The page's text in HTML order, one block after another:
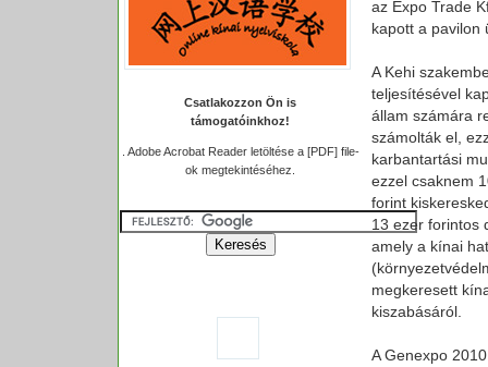
Csatlakozzon Ön is
támogatóinkhoz!
Adobe Acrobat Reader letöltése a [PDF] file-
ok megtekintéséhez.
az Expo Trade
kapott a pavilon
A Kehi
teljesítésével
állam számára
számolták el,
karbantartási
ezzel csaknem
forint
13 ezer forintos
amely a kínai
megkeresett
kiszabásáról.
A Genexpo